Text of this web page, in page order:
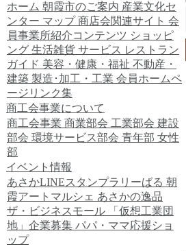
ホーム 朝霞市のご案内 産業文化セ
ンター マップ 商店会関連サイト 会
員事業所紹介コンテンツ ショッピ
ング 生活雑貨 サービス レストラン
ガイド 美容・健康・福祉 不動産・
建築 製造･加工・工業 会員ホームペ
ージリンク集
商工会事業について
商工会事業 商業部会 工業部会 建設
部会 環境サービス部会 青年部 女性
部
イベント情報
あさかLINEスタンプラリーばる 朝
霞アートマルシェ あさかの逸品
ザ・ビジネスモール
「仮想工業団
地」企業募集 パパ・ママ応援ショ
ップ